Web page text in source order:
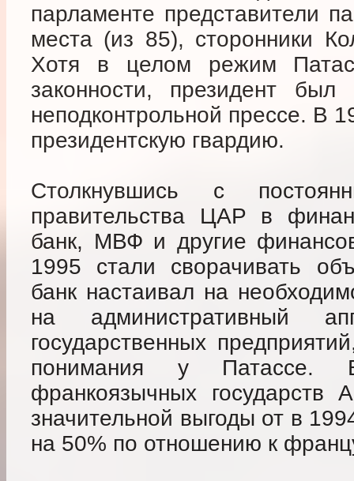
парламенте представители
места (из 85), сторонники
Хотя в целом режим
законности, президент
неподконтрольной прессе. В
президентскую гвардию.
Столкнувшись с
правительства ЦАР в
банк, МВФ и другие
1995 стали сворачивать
банк настаивал на
на административный
государственных
понимания у Патассе.
франкоязычных
значительной выгоды от в
на 50% по отношению к